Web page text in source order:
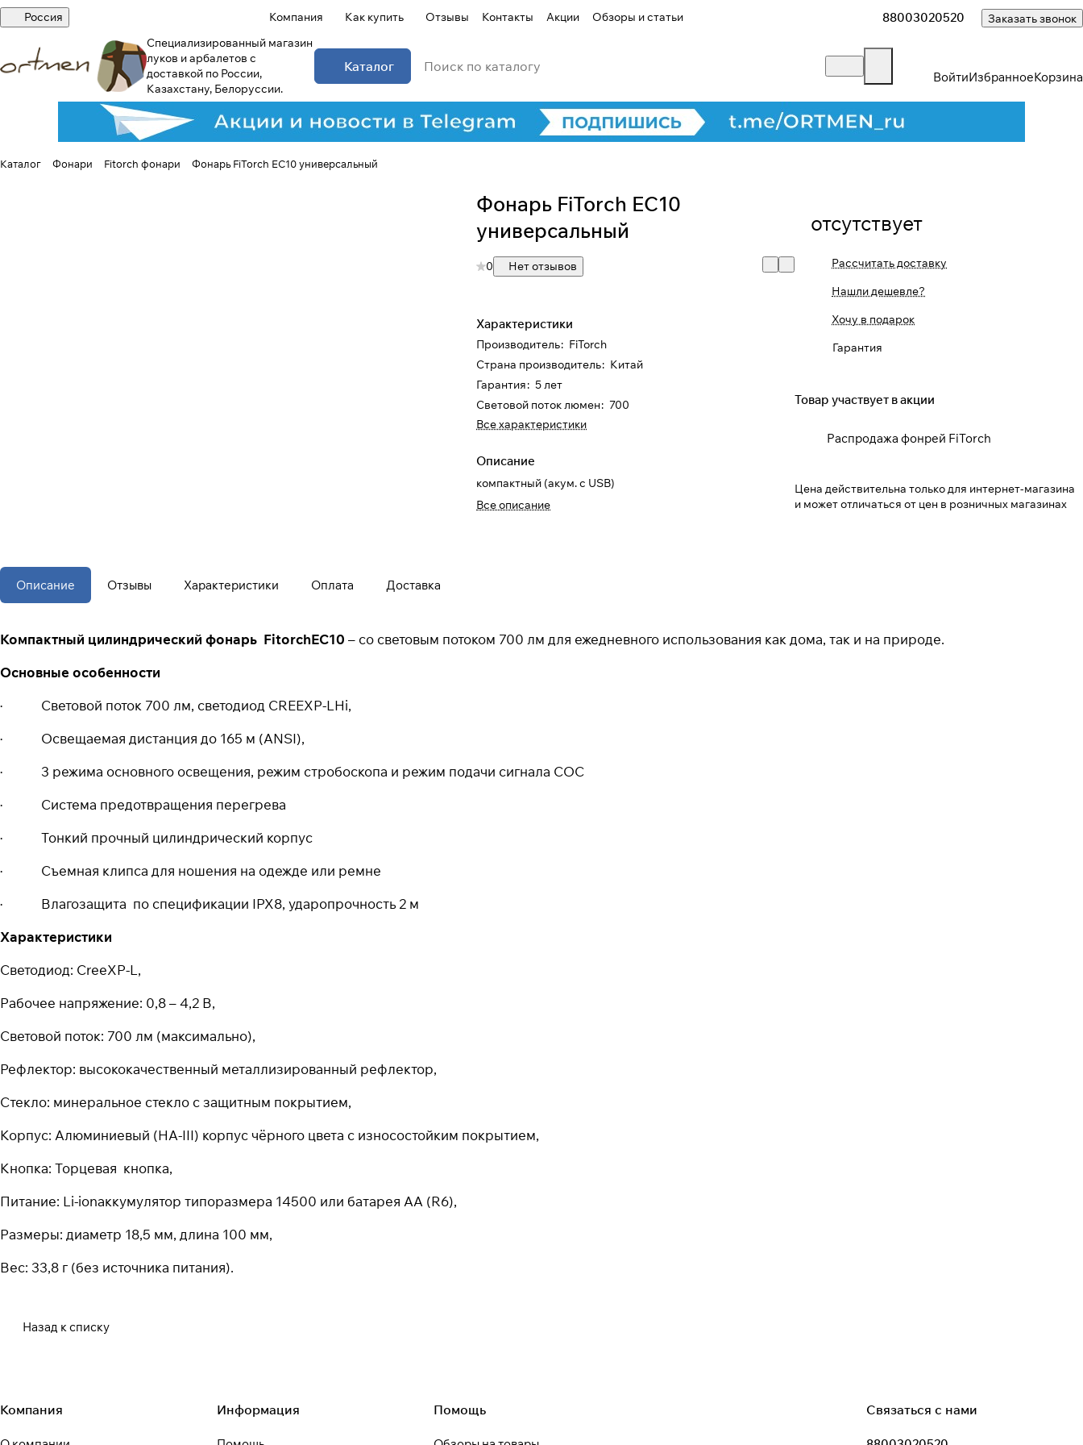
Россия Компания Как купить Отзывы Контакты Акции Обзоры и статьи 88003020520 Заказать звонок
Специализированный магазин
луков и арбалетов с
доставкой по России,
Казахстану, Белоруссии.
Каталог
ВойтиИзбранноеКорзина
Каталог Фонари Fitorch фонари Фонарь FiTorch EC10 универсальный
Фонарь FiTorch EC10
универсальный
0 Нет отзывов
Характеристики
Производитель: FiTorch
Страна производитель: Китай
Гарантия: 5 лет
Световой поток люмен: 700
Все характеристики
Описание
компактный (акум. с USB)
Все описание
отсутствует
Рассчитать доставку
Нашли дешевле?
Хочу в подарок
Гарантия
Товар участвует в акции
Распродажа фонрей FiTorch
Цена действительна только для интернет-магазина
и может отличаться от цен в розничных магазинах
Описание Отзывы Характеристики Оплата Доставка
Компактный цилиндрический фонарь FitorchEC10 – со световым потоком 700 лм для ежедневного использования как дома, так и на природе.
Основные особенности
· Световой поток 700 лм, светодиод CREEXP-LHi,
· Освещаемая дистанция до 165 м (ANSI),
· 3 режима основного освещения, режим стробоскопа и режим подачи сигнала СОС
· Система предотвращения перегрева
· Тонкий прочный цилиндрический корпус
· Съемная клипса для ношения на одежде или ремне
· Влагозащита по спецификации IPX8, ударопрочность 2 м
Характеристики
Светодиод: CreeXP-L,
Рабочее напряжение: 0,8 – 4,2 В,
Световой поток: 700 лм (максимально),
Рефлектор: высококачественный металлизированный рефлектор,
Стекло: минеральное стекло с защитным покрытием,
Корпус: Алюминиевый (HA-III) корпус чёрного цвета с износостойким покрытием,
Кнопка: Торцевая кнопка,
Питание: Li-ionаккумулятор типоразмера 14500 или батарея АА (R6),
Размеры: диаметр 18,5 мм, длина 100 мм,
Вес: 33,8 г (без источника питания).
Назад к списку
оплату на части
Сегодня
Подробнее
Компания Информация Помощь Связаться с нами